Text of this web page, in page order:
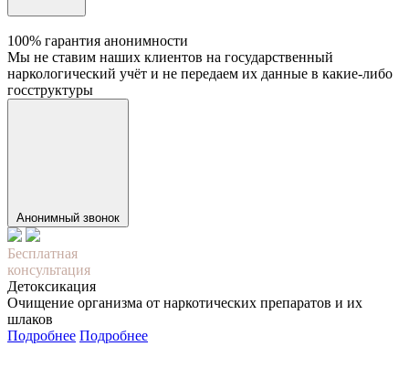
100% гарантия анонимности
Мы не ставим наших клиентов на государственный
наркологический учёт и не передаем их данные в какие-либо
госструктуры
Анонимный звонок
Бесплатная
консультация
Детоксикация
Очищение организма от наркотических препаратов и их
шлаков
Подробнее Подробнее